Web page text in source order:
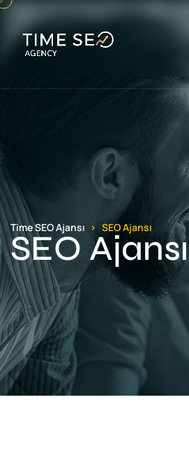
Time SEO Ajansı SEO Ajansı
SEO Ajansı